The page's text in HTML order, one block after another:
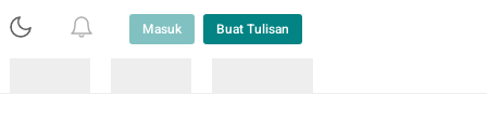
Masuk Buat Tulisan